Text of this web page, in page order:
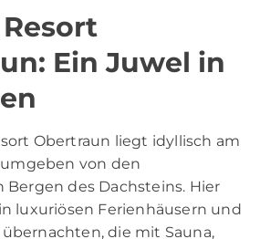
Ein Juwel in
Obertraun liegt idyllisch am
von den
Bergen des Dachsteins. Hier
luxuriösen Ferienhäusern und
die mit Sauna,